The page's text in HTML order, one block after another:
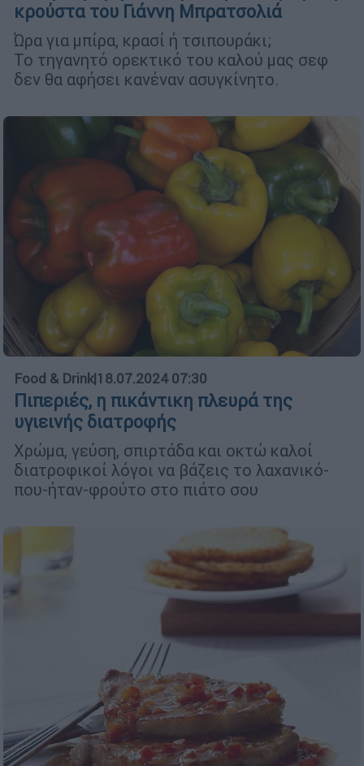
κρούστα του Γιάννη Μπρατσολιά
Ώρα για μπίρα, κρασί ή τσιπουράκι;
Το τηγανητό ορεκτικό του καλού μας σεφ
δεν θα αφήσει κανέναν ασυγκίνητο.
Food & Drink|18.07.2024 07:30
Πιπεριές, η πικάντικη πλευρά της
υγιεινής διατροφής
Χρώμα, γεύση, σπιρτάδα και οκτώ καλοί
διατροφικοί λόγοι να βάζεις το λαχανικό-
που-ήταν-φρούτο στο πιάτο σου